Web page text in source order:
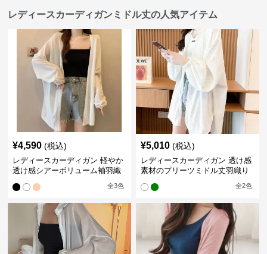
レディースカーディガンミドル丈の人気アイテム
¥4,590 (税込)
レディースカーディガン 軽やか
透け感シアーボリューム袖羽織
全3色
¥5,010 (税込)
レディースカーディガン 透け感
素材のプリーツミドル丈羽織り
全2色